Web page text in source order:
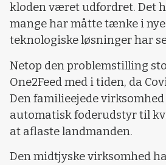
kloden været udfordret. Det
mange har måtte tænke i
teknologiske løsninger har
Netop den problemstilling
One2Feed med i tiden, da
Den familieejede
automatisk foderudstyr til
at aflaste landmanden.
Den midtjyske virksomhed